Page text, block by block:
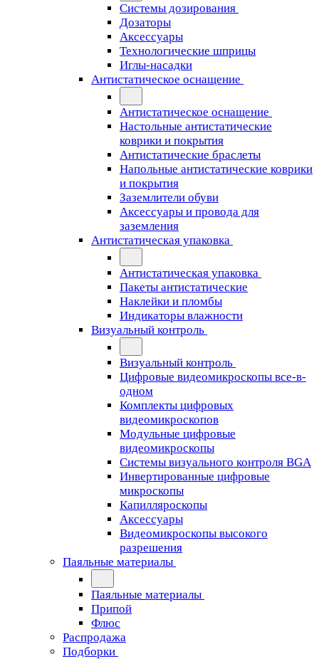
Системы дозирования
Дозаторы
Аксессуары
Технологические шприцы
Иглы-насадки
Антистатическое оснащение
Антистатическое оснащение
Настольные антистатические
коврики и покрытия
Антистатические браслеты
Напольные антистатические коврики
и покрытия
Заземлители обуви
Аксессуары и провода для
заземления
Антистатическая упаковка
Антистатическая упаковка
Пакеты антистатические
Наклейки и пломбы
Индикаторы влажности
Визуальный контроль
Визуальный контроль
Цифровые видеомикроскопы все-в-
одном
Комплекты цифровых
видеомикроскопов
Модульные цифровые
видеомикроскопы
Cистемы визуального контроля BGA
Инвертированные цифровые
микроскопы
Капилляроскопы
Аксессуары
Видеомикроскопы высокого
разрешения
Паяльные материалы
Паяльные материалы
Припой
Флюс
Распродажа
Подборки